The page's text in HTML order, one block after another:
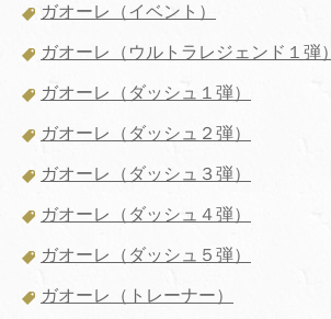
ガオーレ（イベント）
ガオーレ（ウルトラレジェンド１弾）
ガオーレ（ダッシュ１弾）
ガオーレ（ダッシュ２弾）
ガオーレ（ダッシュ３弾）
ガオーレ（ダッシュ４弾）
ガオーレ（ダッシュ５弾）
ガオーレ（トレーナー）